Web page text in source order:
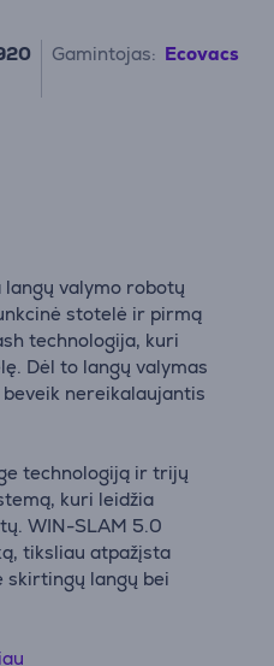
Gamintojas: Ecovacs
valymo robotų
stotelė ir pirmą
technologija, kuri
Dėl to langų valymas
nereikalaujantis
technologiją ir trijų
kuri leidžia
WIN-SLAM 5.0
tiksliau atpažįsta
langų bei
Vortex Wash